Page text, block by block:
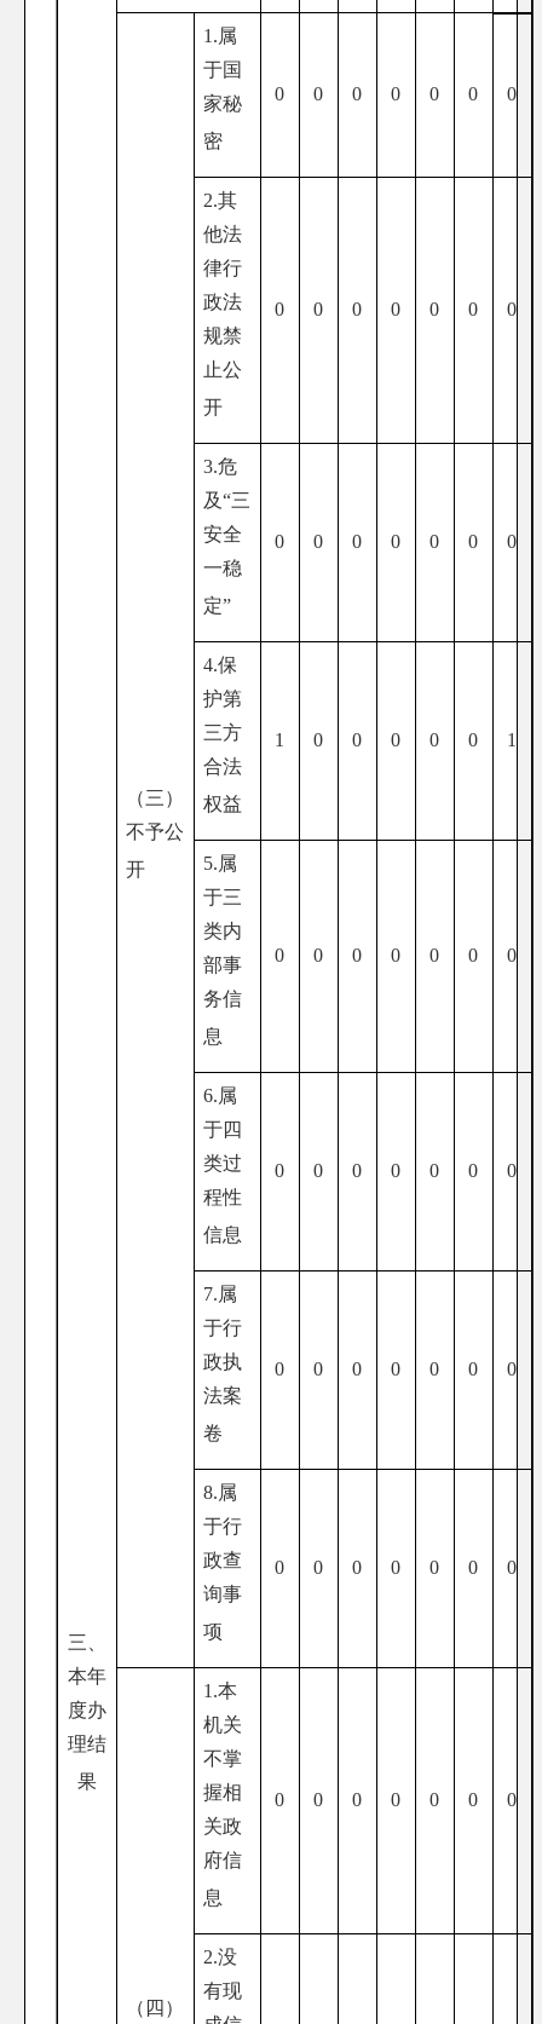
三、
本年
度办
理结
果
（三）
不予公
开
1.属
于国
家秘
密
0 0 0 0 0 0 0
2.其
他法
律行
政法
规禁
止公
开
0 0 0 0 0 0 0
3.危
及“三
安全
一稳
定”
0 0 0 0 0 0 0
4.保
护第
三方
合法
权益
1 0 0 0 0 0 1
5.属
于三
类内
部事
务信
息
0 0 0 0 0 0 0
6.属
于四
类过
程性
信息
0 0 0 0 0 0 0
7.属
于行
政执
法案
卷
0 0 0 0 0 0 0
8.属
于行
政查
询事
项
0 0 0 0 0 0 0
（四）
1.本
机关
不掌
握相
关政
府信
息
0 0 0 0 0 0 0
2.没
有现